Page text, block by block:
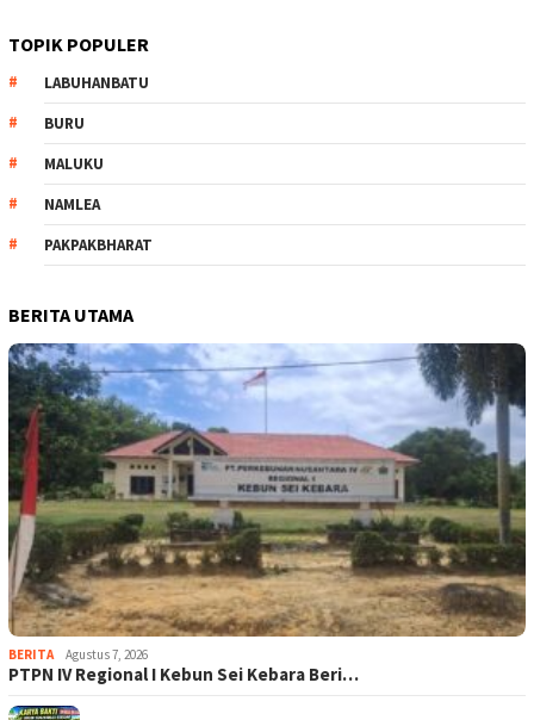
TOPIK POPULER
LABUHANBATU
BURU
MALUKU
NAMLEA
PAKPAKBHARAT
BERITA UTAMA
BERITA Agustus 7, 2026
PTPN IV Regional I Kebun Sei Kebara Beri…